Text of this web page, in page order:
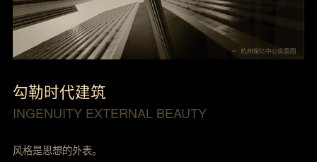
勾勒时代建筑
INGENUITY EXTERNAL BEAUTY
风格是思想的外表。